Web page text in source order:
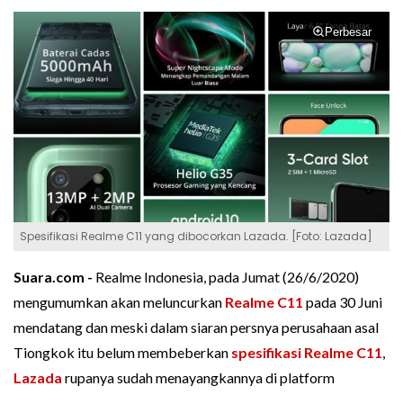
Perbesar
Spesifikasi Realme C11 yang dibocorkan Lazada. [Foto: Lazada]
Suara.com - Realme Indonesia, pada Jumat (26/6/2020)
mengumumkan akan meluncurkan Realme C11 pada 30 Juni
mendatang dan meski dalam siaran persnya perusahaan asal
Tiongkok itu belum membeberkan spesifikasi Realme C11,
Lazada rupanya sudah menayangkannya di platform